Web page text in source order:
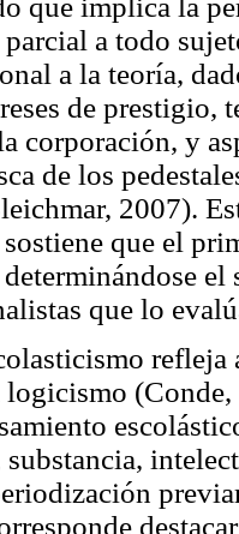
que implica la
a todo
a la teoría,
de prestigio,
corporación, y
de los
2007).
que el
que lo
refleja
substancia,